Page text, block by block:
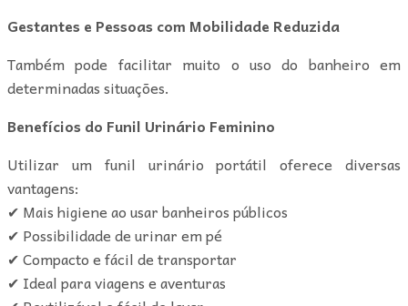
Gestantes e Pessoas com Mobilidade Reduzida
Também pode facilitar muito o uso do banheiro em
determinadas situações.
Benefícios do Funil Urinário Feminino
Utilizar um funil urinário portátil oferece diversas
vantagens:
✔ Mais higiene ao usar banheiros públicos
✔ Possibilidade de urinar em pé
✔ Compacto e fácil de transportar
✔ Ideal para viagens e aventuras